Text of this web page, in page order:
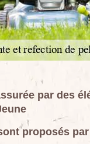
par des
proposés